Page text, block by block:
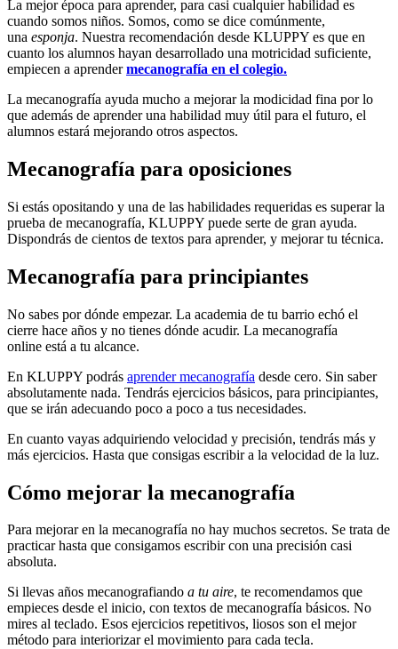
La mejor época para aprender, para casi cualquier habilidad es
cuando somos niños. Somos, como se dice comúnmente,
una esponja. Nuestra recomendación desde KLUPPY es que en
cuanto los alumnos hayan desarrollado una motricidad suficiente,
empiecen a aprendermecanografía en el colegio.
La mecanografía ayuda mucho a mejorar la modicidad fina por lo
que además de aprender una habilidad muy útil para el futuro, el
alumnos estará mejorando otros aspectos.
Mecanografía para oposiciones
Si estás opositando y una de las habilidades requeridas es superar la
prueba de mecanografía, KLUPPY puede serte de gran ayuda.
Dispondrás de cientos de textos para aprender, y mejorar tu técnica.
Mecanografía para principiantes
No sabes por dónde empezar. La academia de tu barrio echó el
cierre hace años y no tienes dónde acudir. La mecanografía
online está a tu alcance.
En KLUPPY podrás aprender mecanografía desde cero. Sin saber
absolutamente nada. Tendrás ejercicios básicos, para principiantes,
que se irán adecuando poco a poco a tus necesidades.
En cuanto vayas adquiriendo velocidad y precisión, tendrás más y
más ejercicios. Hasta que consigas escribir a la velocidad de la luz.
Cómo mejorar la mecanografía
Para mejorar en la mecanografía no hay muchos secretos. Se trata de
practicar hasta que consigamos escribir con una precisión casi
absoluta.
Si llevas años mecanografiando a tu aire, te recomendamos que
empieces desde el inicio, con textos de mecanografía básicos. No
mires al teclado. Esos ejercicios repetitivos, liosos son el mejor
método para interiorizar el movimiento para cada tecla.